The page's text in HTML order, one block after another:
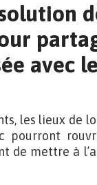
avec
les lieux de
pourront
de mettre à